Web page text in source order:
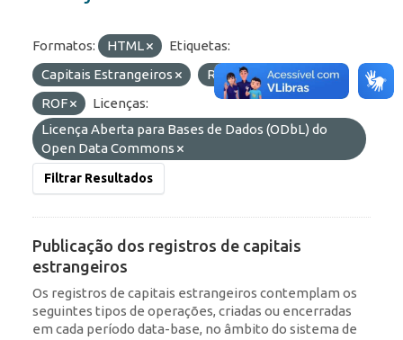
Formatos: HTML
Etiquetas:
Capitais Estrangeiros
RDE
IED
ROF
Licenças:
Licença Aberta para Bases de Dados (ODbL) do
Open Data Commons
Filtrar Resultados
Publicação dos registros de capitais
estrangeiros
Os registros de capitais estrangeiros contemplam os
seguintes tipos de operações, criadas ou encerradas
em cada período data-base, no âmbito do sistema de